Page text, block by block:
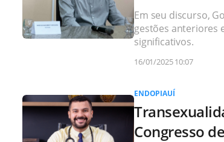
Em seu discurso,
gestões anteriores
significativos.
16/01/2025 10:07
ENDOPIAUÍ
Congresso